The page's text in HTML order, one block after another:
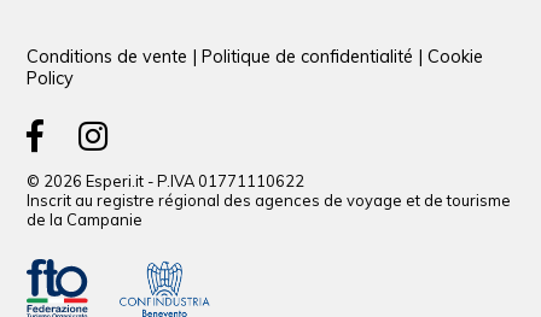
Conditions de vente Politique de confidentialité |Cookie
Policy
© 2026 Esperi.it - P.IVA 01771110622
Inscrit au registre régional des agences de voyage et de tourisme
de la Campanie